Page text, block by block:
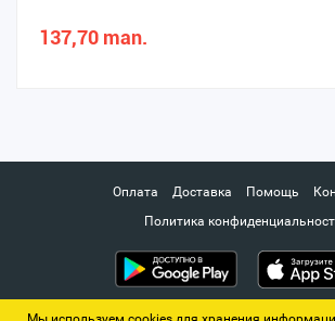
137,70 man.
Оплата Доставка Помощь
Политика